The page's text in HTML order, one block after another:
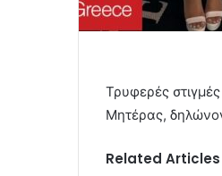
Τρυφερές
Μητέρας,
Related Articles